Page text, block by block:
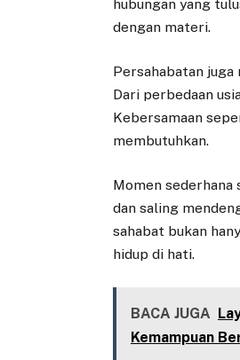
hubungan yang
dengan materi.
Persahabatan
Dari perbedaan
Kebersamaan
membutuhkan.
Momen sederhana
dan saling
sahabat bukan
hidup di hati.
BACA JUGA
Kemampuan